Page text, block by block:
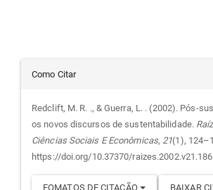
Detalhes
do
artigo
Como Citar
Redclift, M. R. ., & Guerra, L. . (2002). Pós-
os novos discursos de sustentabilidade.
Ciências Sociais E Econômicas, 21(1),
https://doi.org/10.37370/raizes.2002.v21.186
FOMATOS DE CITAÇÃO BAIXAR